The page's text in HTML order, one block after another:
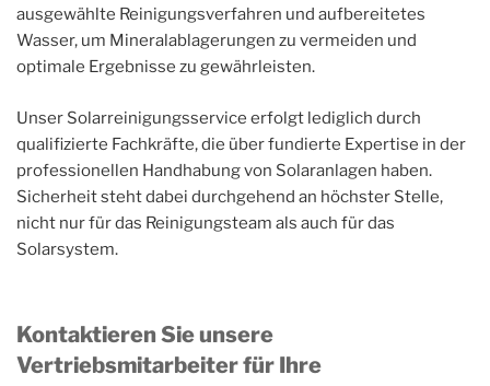
ausgewählte Reinigungsverfahren und aufbereitetes
Wasser, um Mineralablagerungen zu vermeiden und
optimale Ergebnisse zu gewährleisten.
Unser Solarreinigungsservice erfolgt lediglich durch
qualifizierte Fachkräfte, die über fundierte Expertise in der
professionellen Handhabung von Solaranlagen haben.
Sicherheit steht dabei durchgehend an höchster Stelle,
nicht nur für das Reinigungsteam als auch für das
Solarsystem.
Kontaktieren Sie unsere
Vertriebsmitarbeiter für Ihre